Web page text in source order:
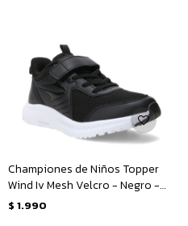
Championes de Niños Topper
Wind Iv Mesh Velcro - Negro -
Blanco
$ 1.990